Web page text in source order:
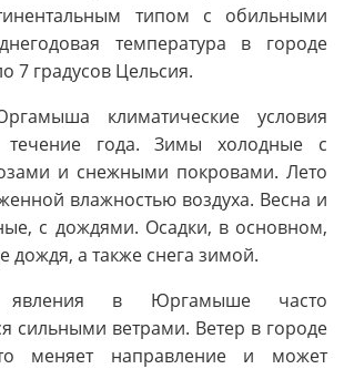
типом с обильными
температура в городе
7 градусов Цельсия.
климатические условия
течение года. Зимы холодные с
и снежными покровами. Лето
влажностью воздуха. Весна и
с дождями. Осадки, в основном,
дождя, а также снега зимой.
явления в Юргамыше часто
сильными ветрами. Ветер в городе
меняет направление и может